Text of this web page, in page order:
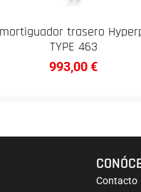
trasero
TYPE 463
993,00€
Contacto